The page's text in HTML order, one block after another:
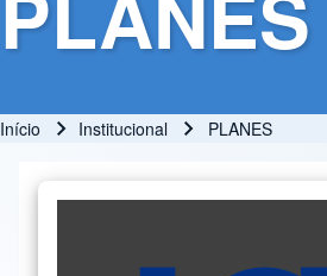
Início Institucional PLANES